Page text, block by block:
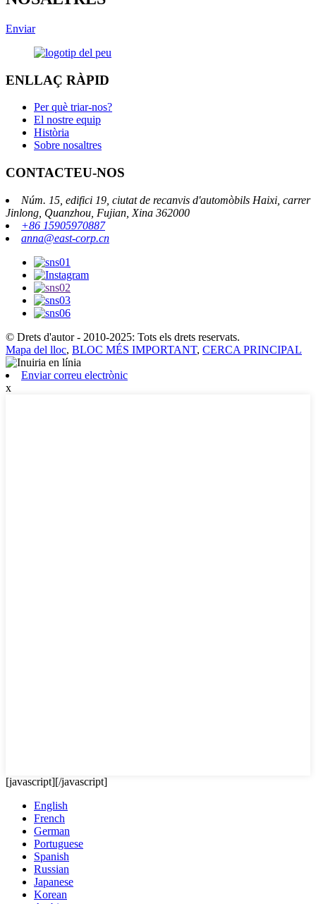
Enviar
ENLLAÇ RÀPID
Per què triar-nos?
El nostre equip
Història
Sobre nosaltres
CONTACTEU-NOS
Núm. 15, edifici 19, ciutat de recanvis d'automòbils Haixi, carrer
Jinlong, Quanzhou, Fujian, Xina 362000
+86 15905970887
anna@east-corp.cn
© Drets d'autor - 2010-2025: Tots els drets reservats.
Mapa del lloc, BLOC MÉS IMPORTANT, CERCA PRINCIPAL
Enviar correu electrònic
x
[javascript][/javascript]
English
French
German
Portuguese
Spanish
Russian
Japanese
Korean